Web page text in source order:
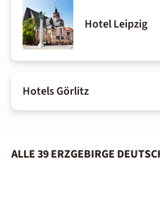
Hotel Leipzig
Hotels Görlitz
ALLE 39 ERZGEBIRGE